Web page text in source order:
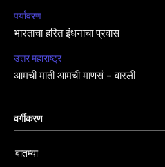
पर्यावरण
भारताचा हरित इंधनाचा प्रवास
उत्तर महाराष्ट्र
आमची माती आमची माणसं – वारली
वर्गीकरण
बातम्या